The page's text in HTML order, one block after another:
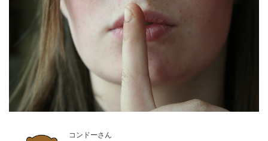
コンドーさん